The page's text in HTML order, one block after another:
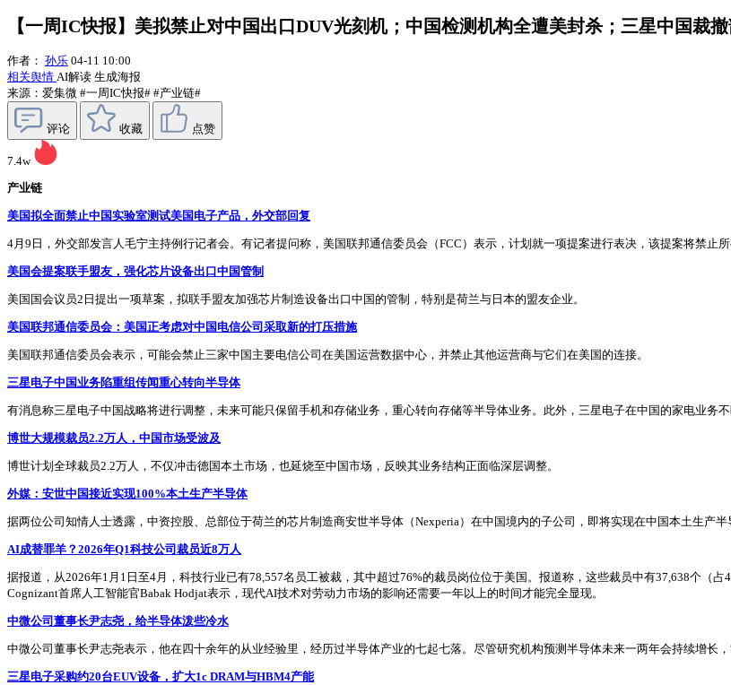
【一周IC快报】美拟禁止对中国出口DUV光刻机；中国检测机构全遭美封杀；三星中国裁
作者： 孙乐 04-11 10:00
相关舆情 AI解读 生成海报
来源：爱集微 #一周IC快报# #产业链#
评论 收藏 点赞
7.4w
产业链
美国拟全面禁止中国实验室测试美国电子产品，外交部回复
4月9日，外交部发言人毛宁主持例行记者会。有记者提问称，美国联邦通信委员会（FCC）表示，计划就一项提案进行表决，该提案将禁止
美国会提案联手盟友，强化芯片设备出口中国管制
美国国会议员2日提出一项草案，拟联手盟友加强芯片制造设备出口中国的管制，特别是荷兰与日本的盟友企业。
美国联邦通信委员会：美国正考虑对中国电信公司采取新的打压措施
美国联邦通信委员会表示，可能会禁止三家中国主要电信公司在美国运营数据中心，并禁止其他运营商与它们在美国的连接。
三星电子中国业务陷重组传闻重心转向半导体
有消息称三星电子中国战略将进行调整，未来可能只保留手机和存储业务，重心转向存储等半导体业务。此外，三星电子在中国的家电业务
博世大规模裁员2.2万人，中国市场受波及
博世计划全球裁员2.2万人，不仅冲击德国本土市场，也延烧至中国市场，反映其业务结构正面临深层调整。
外媒：安世中国接近实现100%本土生产半导体
据两位公司知情人士透露，中资控股、总部位于荷兰的芯片制造商安世半导体（Nexperia）在中国境内的子公司，即将实现在中国本土生产半
AI成替罪羊？2026年Q1科技公司裁员近8万人
据报道，从2026年1月1日至4月，科技行业已有78,557名员工被裁，其中超过76%的裁员岗位位于美国。报道称，这些裁员中有37,638个（
Cognizant首席人工智能官Babak Hodjat表示，现代AI技术对劳动力市场的影响还需要一年以上的时间才能完全显现。
中微公司董事长尹志尧，给半导体泼些冷水
中微公司董事长尹志尧表示，他在四十余年的从业经验里，经历过半导体产业的七起七落。尽管研究机构预测半导体未来一两年会持续增长
三星电子采购约20台EUV设备，扩大1c DRAM与HBM4产能